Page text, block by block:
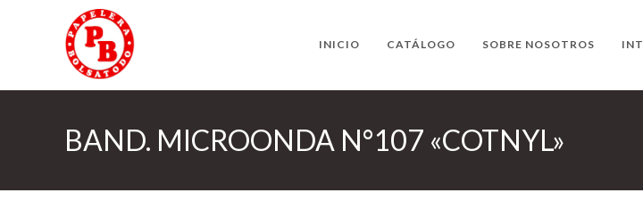
INICIO CATÁLOGO SOBRE NOSOTROS
BAND. MICROONDA N°107 «COTNYL»